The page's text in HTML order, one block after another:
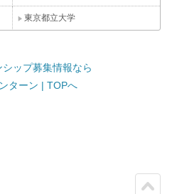
東京都立大学
ップ募集情報なら
ターン | TOPへ